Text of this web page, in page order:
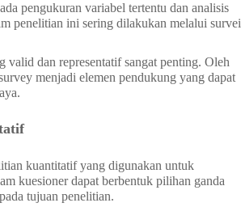
pengukuran variabel tertentu dan analisis
penelitian ini sering dilakukan melalui survei
dan representatif sangat penting. Oleh
menjadi elemen pendukung yang dapat
kuantitatif yang digunakan untuk
kuesioner dapat berbentuk pilihan ganda
tujuan penelitian.